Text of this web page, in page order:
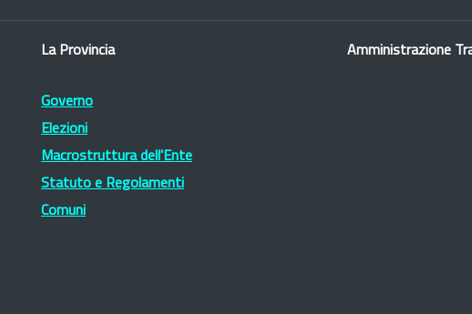
La Provincia
Governo
Elezioni
Macrostruttura dell'Ente
Statuto e Regolamenti
Comuni
Amministrazione